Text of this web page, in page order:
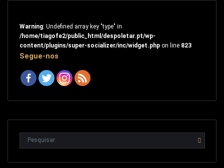
Warning: Undefined array key "type" in
/home/tiagofe2/public_html/despoletar.pt/wp-
content/plugins/super-socializer/inc/widget.phpon line 823
Segue-nos